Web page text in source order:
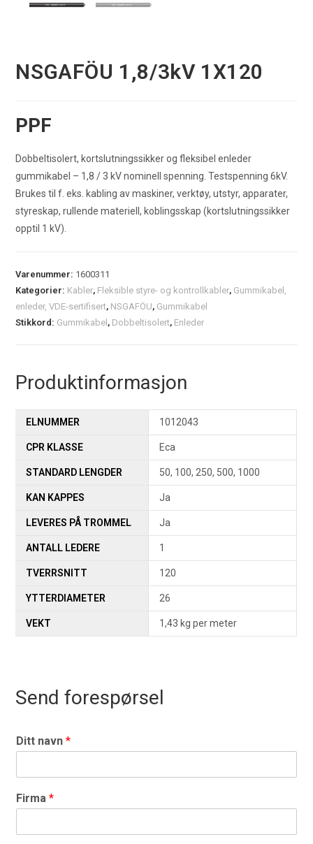
NSGAFÖU 1,8/3kV 1X120
PPF
Dobbeltisolert, kortslutningssikker og fleksibel enleder
gummikabel – 1,8 / 3 kV nominell spenning. Testspenning 6kV.
Brukes til f. eks. kabling av maskiner, verktøy, utstyr, apparater,
styreskap, rullende materiell, koblingsskap (kortslutningssikker
opptil 1 kV).
Varenummer: 1600311
Kategorier: Kabler, Fleksible styre- og kontrollkabler, Gummikabel,
enleder, VDE-sertifisert, NSGAFÖU, Gummikabel
Stikkord: Gummikabel , Dobbeltisolert, Enleder
Produktinformasjon
ELNUMMER 1012043
CPR KLASSE Eca
STANDARD LENGDER 50, 100, 250, 500, 1000
KAN KAPPES Ja
LEVERES PÅ TROMMEL Ja
ANTALL LEDERE 1
TVERRSNITT 120
YTTERDIAMETER 26
VEKT 1,43 kg per meter
Send forespørsel
Ditt navn*
Firma*